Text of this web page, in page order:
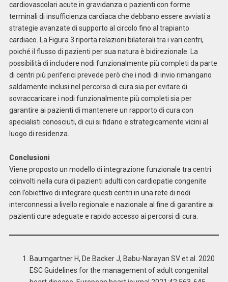
cardiovascolari acute in gravidanza o pazienti con forme
terminali di insufficienza cardiaca che debbano essere avviati a
strategie avanzate di supporto al circolo fino al trapianto
cardiaco. La Figura 3 riporta relazioni bilaterali tra i vari centri,
poiché il flusso di pazienti per sua natura è bidirezionale. La
possibilità di includere nodi funzionalmente più completi da parte
di centri più periferici prevede però che i nodi di invio rimangano
saldamente inclusi nel percorso di cura sia per evitare di
sovraccaricare i nodi funzionalmente più completi sia per
garantire ai pazienti di mantenere un rapporto di cura con
specialisti conosciuti, di cui si fidano e strategicamente vicini al
luogo di residenza.
Conclusioni
Viene proposto un modello di integrazione funzionale tra centri
coinvolti nella cura di pazienti adulti con cardiopatie congenite
con l’obiettivo di integrare questi centri in una rete di nodi
interconnessi a livello regionale e nazionale al fine di garantire ai
pazienti cure adeguate e rapido accesso ai percorsi di cura.
Baumgartner H, De Backer J, Babu-Narayan SV et al. 2020
ESC Guidelines for the management of adult congenital